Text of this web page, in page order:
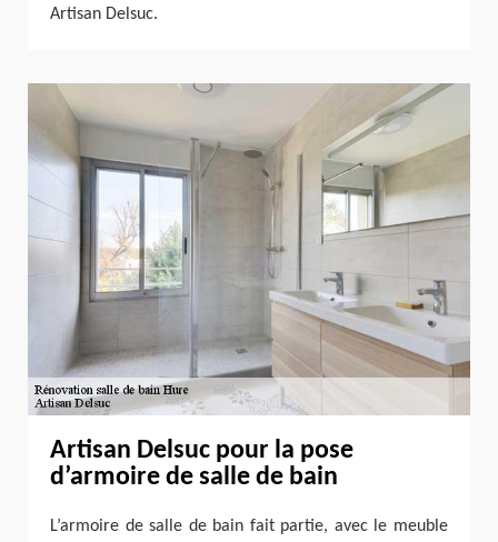
Artisan Delsuc.
Artisan Delsuc pour la pose
d’armoire de salle de bain
L’armoire de salle de bain fait partie, avec le meuble